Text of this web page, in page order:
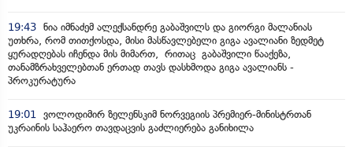
19:43 ნია იმნაძემ ალექსანდრე გაბაშვილს და გიორგი მალანიას
უთხრა, რომ თითქოსდა, მისი მასწავლებელი გიგა ავალიანი ზედმეტ
ყურადღებას იჩენდა მის მიმართ, რითაც გაბაშვილი წააქეზა,
თანამზრახველებთან ერთად თავს დასხმოდა გიგა ავალიანს -
პროკურატურა
19:01
ვოლოდიმირ ზელენსკიმ ნორვეგიის პრემიერ-მინისტრთან
უკრაინის საჰაერო თავდაცვის გაძლიერება განიხილა